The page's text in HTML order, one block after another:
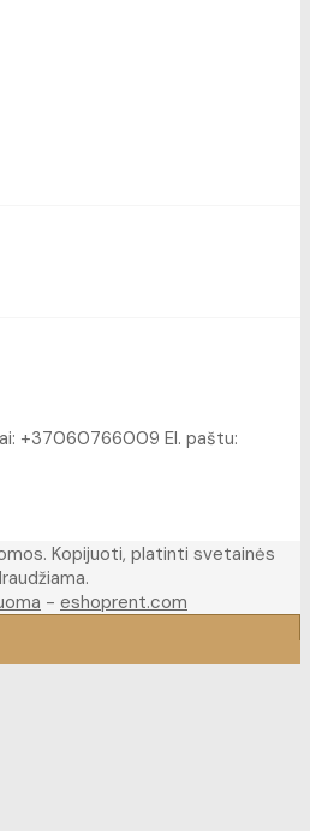
+37060766009 El. paštu:
Kopijuoti, platinti svetainės
- eshoprent.com